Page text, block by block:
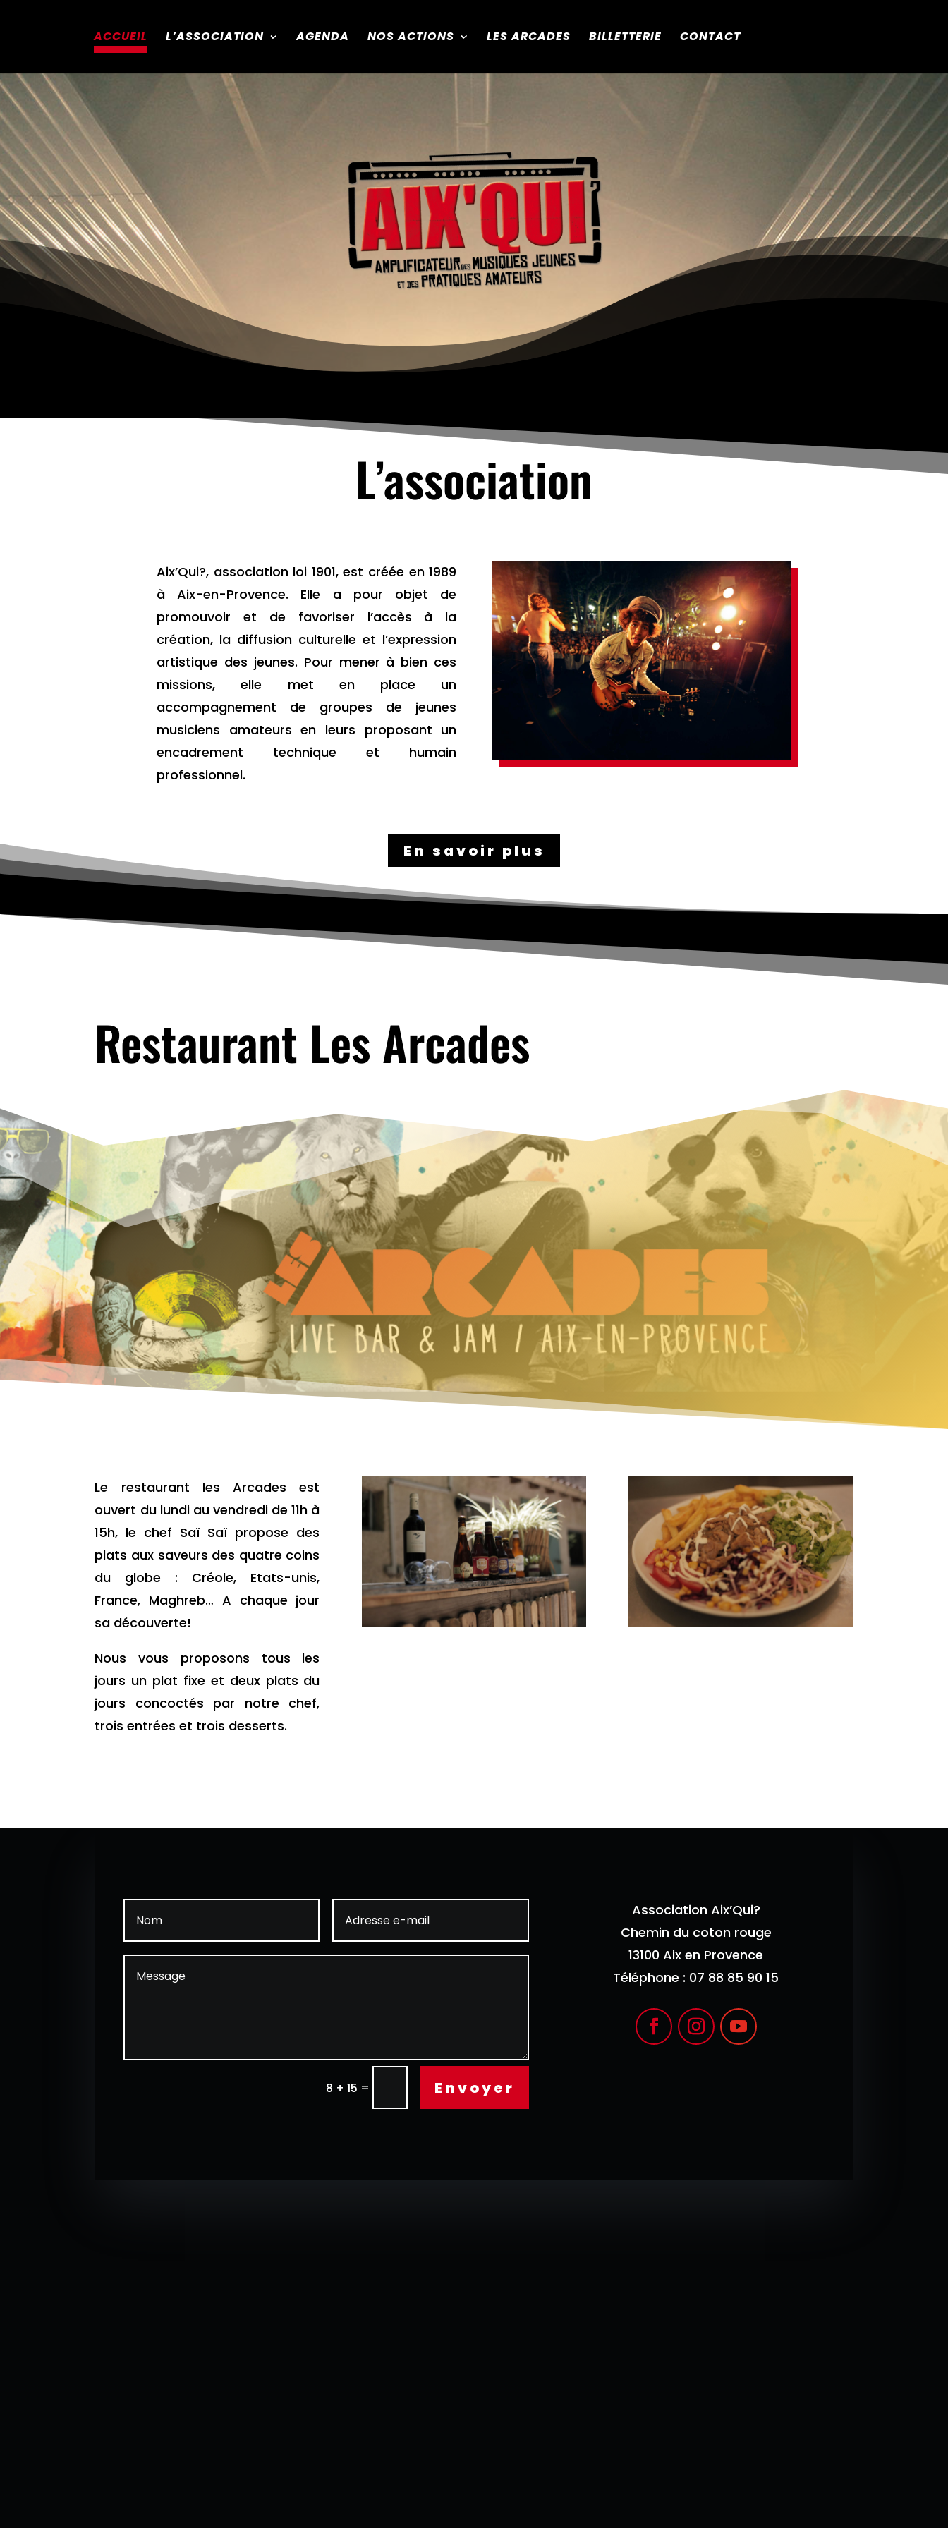
ACCUEIL L’ASSOCIATION AGENDA NOS ACTIONS LES ARCADES BILLETTERIE CONTACT
L’association
Aix’Qui?, association loi 1901, est créée en 1989
à Aix-en-Provence. Elle a pour objet de
promouvoir et de favoriser l’accès à la
création, la diffusion culturelle et l’expression
artistique des jeunes. Pour mener à bien ces
missions, elle met en place un
accompagnement de groupes de jeunes
musiciens amateurs en leurs proposant un
encadrement technique et humain
professionnel.
En savoir plus
Restaurant Les Arcades
Le restaurant les Arcades est
ouvert du lundi au vendredi de 11h à
15h, le chef Saï Saï propose des
plats aux saveurs des quatre coins
du globe : Créole, Etats-unis,
France, Maghreb… A chaque jour
sa découverte!
Nous vous proposons tous les
jours un plat fixe et deux plats du
jours concoctés par notre chef,
trois entrées et trois desserts.
8 + 15 = Envoyer
Association Aix’Qui?
Chemin du coton rouge
13100 Aix en Provence
Téléphone : 07 88 85 90 15